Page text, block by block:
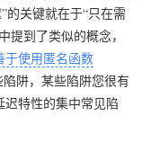
的关键就在于“只在需
提到了类似的概念，
于使用匿名函数
阱，某些陷阱您很有
特性的集中常见陷